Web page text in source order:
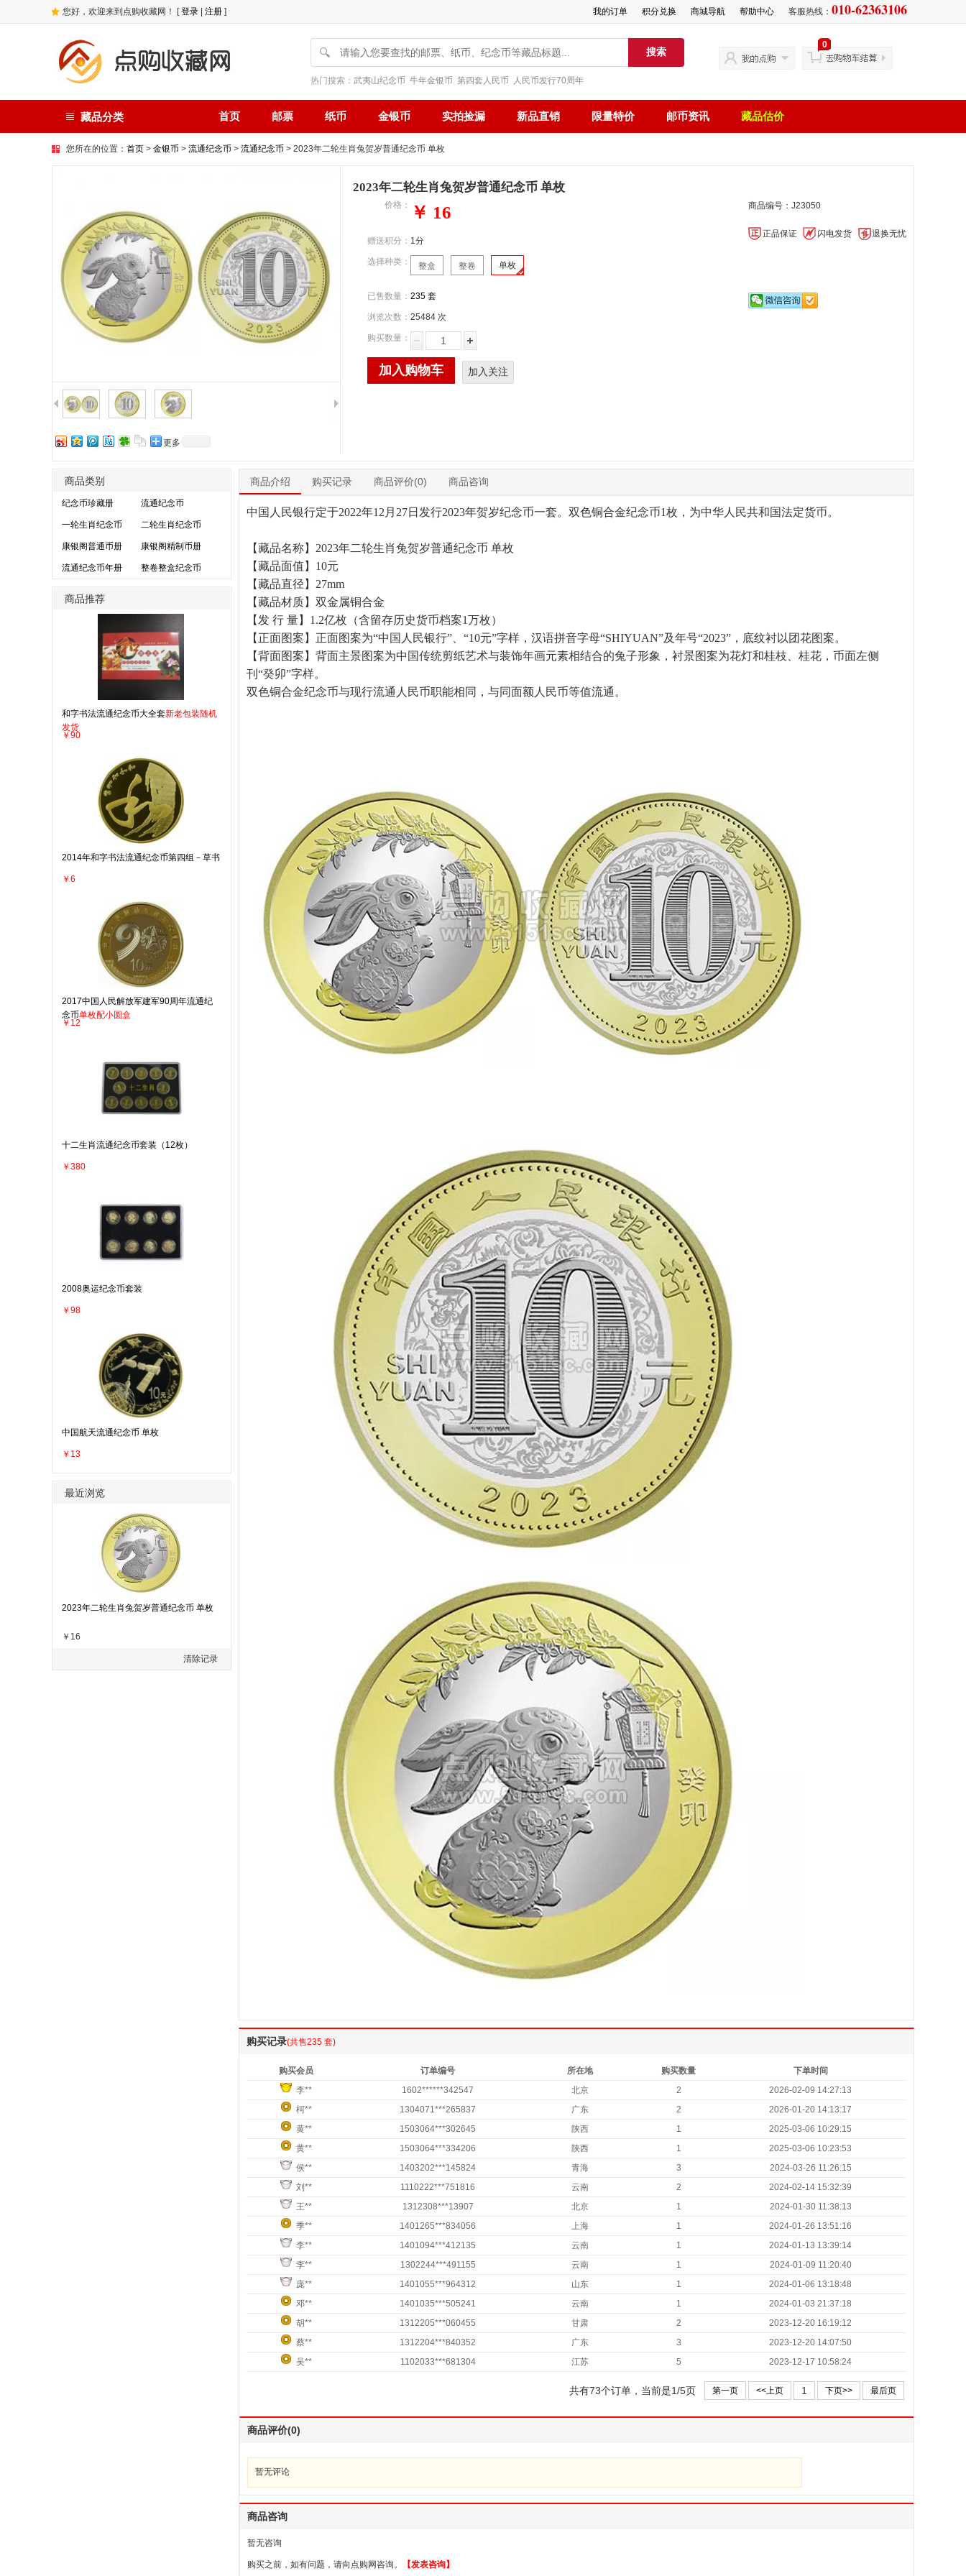
您好，欢迎来到点购收藏网！ [登录 注册 ] 客服热线： 010-62363106
帮助中心
商城导航
积分兑换
我的订单
🔍 搜索
热门搜索： 武夷山纪念币 牛年金银币 第四套人民币 人民币发行70周年
0
藏品分类 首页 邮票 纸币 金银币 实拍捡漏 新品直销 限量特价 邮币资讯 藏品估价
您所在的位置： 首页 > 金银币 > 流通纪念币 > 流通纪念币 > 2023年二轮生肖兔贺岁普通纪念币 单枚
更多
2023年二轮生肖兔贺岁普通纪念币 单枚
价格： ￥ 16
赠送积分： 1分
选择种类： 整盒 整卷 单枚
已售数量： 235 套
浏览次数： 25484 次
购买数量：
加入购物车 加入关注
商品编号：J23050
正品保证 闪电发货 退换无忧
商品类别
纪念币珍藏册 流通纪念币
一轮生肖纪念币 二轮生肖纪念币
康银阁普通币册 康银阁精制币册
流通纪念币年册 整卷整盒纪念币
商品推荐
和字书法流通纪念币大全套新老包装随机
发货
￥90
2014年和字书法流通纪念币第四组－草书
￥6
2017中国人民解放军建军90周年流通纪
念币单枚配小圆盒
￥12
十二生肖流通纪念币套装（12枚）
￥380
2008奥运纪念币套装
￥98
中国航天流通纪念币 单枚
￥13
最近浏览
2023年二轮生肖兔贺岁普通纪念币 单枚
￥16
清除记录
商品介绍 购买记录 商品评价(0) 商品咨询
中国人民银行定于2022年12月27日发行2023年贺岁纪念币一套。双色铜合金纪念币1枚，为中华人民共和国法定货币。
【藏品名称】2023年二轮生肖兔贺岁普通纪念币 单枚
【藏品面值】10元
【藏品直径】27mm
【藏品材质】双金属铜合金
【发 行 量】1.2亿枚（含留存历史货币档案1万枚）
【正面图案】正面图案为“中国人民银行”、“10元”字样，汉语拼音字母“SHIYUAN”及年号“2023”，底纹衬以团花图案。
【背面图案】背面主景图案为中国传统剪纸艺术与装饰年画元素相结合的兔子形象，衬景图案为花灯和桂枝、桂花，币面左侧
刊“癸卯”字样。
双色铜合金纪念币与现行流通人民币职能相同，与同面额人民币等值流通。
购买记录(共售235 套)
购买会员 订单编号 所在地 购买数量
下单时间
李**
1602******342547 北京 2
2026-02-09 14:27:13
柯**
1304071***265837 广东 2
2026-01-20 14:13:17
黄**
1503064***302645 陕西 1
2025-03-06 10:29:15
黄**
1503064***334206 陕西 1
2025-03-06 10:23:53
侯**
1403202***145824 青海 3
2024-03-26 11:26:15
刘**
1110222***751816 云南 2
2024-02-14 15:32:39
王**
1312308***13907 北京 1
2024-01-30 11:38:13
季**
1401265***834056 上海 1
2024-01-26 13:51:16
李**
1401094***412135 云南 1
2024-01-13 13:39:14
李**
1302244***491155 云南 1
2024-01-09 11:20:40
庞**
1401055***964312 山东 1
2024-01-06 13:18:48
邓**
1401035***505241 云南 1
2024-01-03 21:37:18
胡**
1312205***060455 甘肃 2
2023-12-20 16:19:12
蔡**
1312204***840352 广东 3
2023-12-20 14:07:50
吴**
1102033***681304 江苏 5 2023-12-17 10:58:24
共有73个订单，当前是1/5页 第一页 <<上页 1 下页>> 最后页
商品评价(0)
暂无评论
商品咨询
暂无咨询
购买之前，如有问题，请向点购网咨询。 【发表咨询】